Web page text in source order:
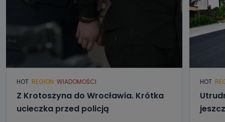
HOT REGION WIADOMOŚCI
Z Krotoszyna do Wrocławia. Krótka
ucieczka przed policją
HOT